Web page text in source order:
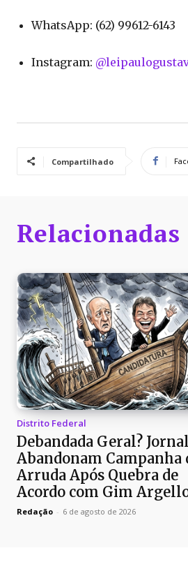
WhatsApp: (62) 99612-6143
Instagram:
Compartilhado
Relacionadas
Distrito Federal
Debandada Geral?
Abandonam Campanha
Arruda Após Quebra de
Acordo com Gim
Redação - 6 de agosto de 2026